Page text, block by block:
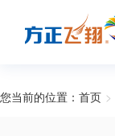
您当前的位置： 首页 >